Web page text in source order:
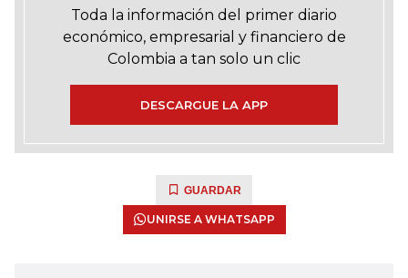
Toda la información del primer diario
económico, empresarial y financiero de
Colombia a tan solo un clic
DESCARGUE LA APP
GUARDAR
UNIRSE A WHATSAPP